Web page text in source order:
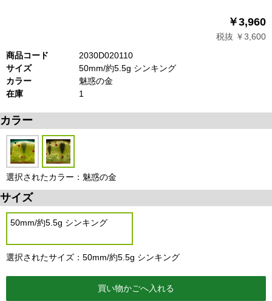
￥3,960
税抜 ￥3,600
商品コード
2030D020110
サイズ
50mm/約5.5g シンキング
カラー
魅惑の金
在庫
1
カラー
選択されたカラー：魅惑の金
サイズ
50mm/約5.5g シンキング
選択されたサイズ：50mm/約5.5g シンキング